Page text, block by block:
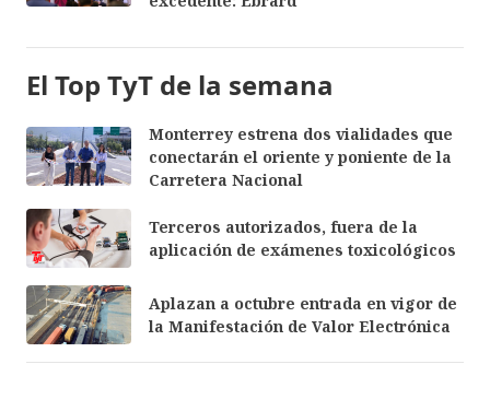
El Top TyT de la semana
Monterrey estrena dos vialidades que
conectarán el oriente y poniente de la
Carretera Nacional
Terceros autorizados, fuera de la
aplicación de exámenes toxicológicos
Aplazan a octubre entrada en vigor de
la Manifestación de Valor Electrónica